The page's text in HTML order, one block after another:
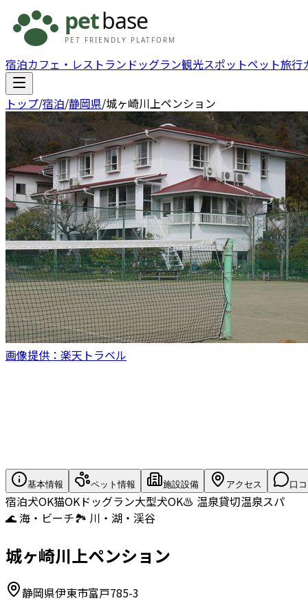
宿泊カフェ・レストラン ドッグラン観光スポットペット旅行
トップ/宿泊/静岡県/城ヶ崎川上ペンション
画像提供：楽天トラベル
基本情報 ペット情報 施設設備 アクセス 口
宿泊犬OK猫OKドッグラン大型犬OK♨️ 温泉貸切温泉スパ
🌊 海・ビーチ🏞️ 川・湖・渓谷
城ヶ崎川上ペンション
静岡県伊東市富戸785-3